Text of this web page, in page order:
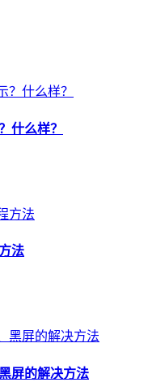
什么样？
法
屏的解决方法